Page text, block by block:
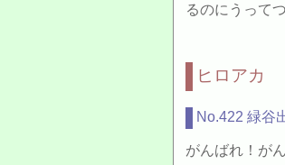
るのにうって
ヒロアカ
No.422 緑谷
がんばれ！が